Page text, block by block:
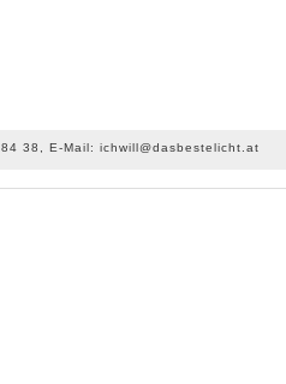
38, E-Mail: ichwill@dasbestelicht.at